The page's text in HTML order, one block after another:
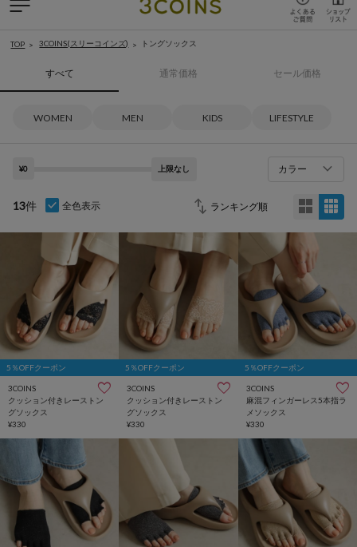
TOP 3COINS(スリーコインズ) トングソックス
すべて 通常価格 セール価格
WOMEN MEN KIDS LIFESTYLE
¥0 上限なし カラー
13件 全色表示
5％OFFクーポン
3COINS
クッション付きレーストン
グソックス
¥330
5％OFFクーポン
3COINS
クッション付きレーストン
グソックス
¥330
5％OFFクーポン
3COINS
麻混フィンガーレス5本指ラ
メソックス
¥330